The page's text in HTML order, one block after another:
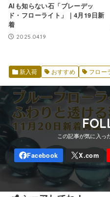
AIも知らない石「ブレーデッ
ド・フローライト」｜4月19日新
着
2025.04.19
新入荷 おすすめ フロー